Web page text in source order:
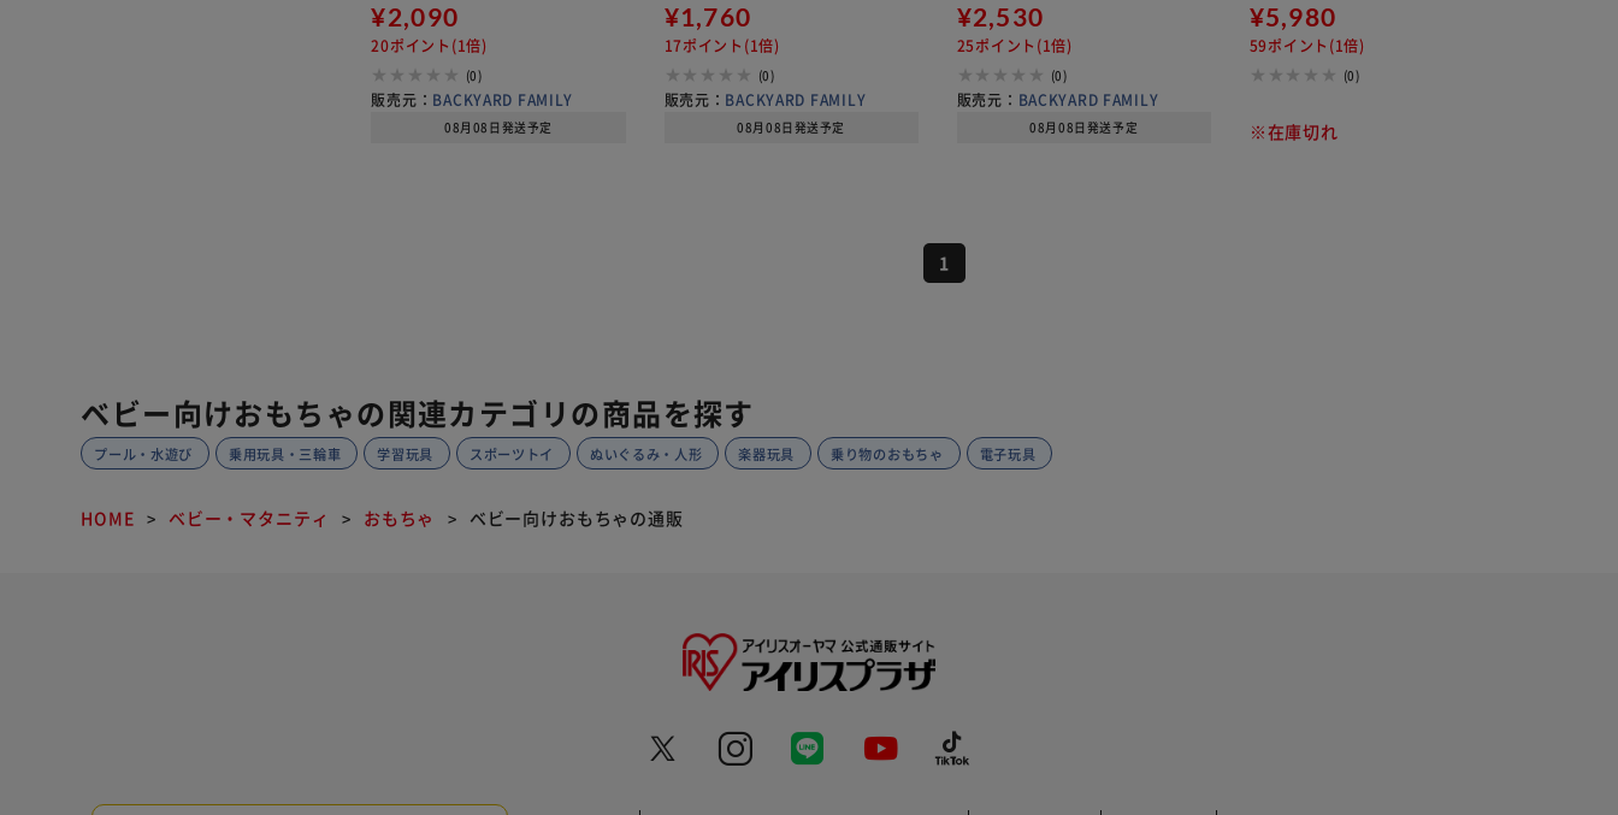
もちゃ ファーストトイ ココウォ
ーク cocowalk 女の子 男の子 綿
コットン 出産祝い
¥2,090
20ポイント(1倍)
(0)
販売元： BACKYARD FAMILY
08月08日発送予定
ポプキンズ ハンドメイド オーガ
ニックコットン100％ 赤ちゃん
磯企画 ハンド
¥1,760
17ポイント(1倍)
(0)
販売元： BACKYARD FAMILY
08月08日発送予定
ビーグッズ 出産祝い ポプキンズ
ギフト 贈り物 オーガニックコッ
トン 新生児 おしゃれ おも
¥2,530
25ポイント(1倍)
(0)
販売元： BACKYARD FAMILY
08月08日発送予定
¥5,980
59ポイント(1倍)
(0)
※在庫切れ
1
ベビー向けおもちゃの関連カテゴリの商品を探す
プール・水遊び 乗用玩具・三輪車 学習玩具 スポーツトイ ぬいぐるみ・人形 楽器玩具 乗り物のおもちゃ 電子玩具
HOME ベビー・マタニティ おもちゃ ベビー向けおもちゃの通販